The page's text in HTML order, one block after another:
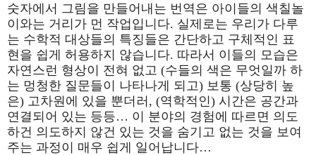
숫자에서 그림을 만들어내는 번역은 아이들의 색칠놀
이와는 거리가 먼 작업입니다. 실제로는 우리가 다루
는 수학적 대상들의 특징들은 간단하고 구체적인 표
현을 쉽게 허용하지 않습니다. 따라서 이들의 모습은
자연스런 형상이 전혀 없고 (수들의 색은 무엇일까 하
는 멍청한 질문들이 나타나게 되고) 보통 (상당히 높
은) 고차원에 있을 뿐더러, (역학적인) 시간은 공간과
연결되어 있는 등등… 이 분야의 경험에 따르면 의도
하건 의도하지 않건 있는 것을 숨기고 없는 것을 보여
주는 과정이 매우 쉽게 일어납니다…